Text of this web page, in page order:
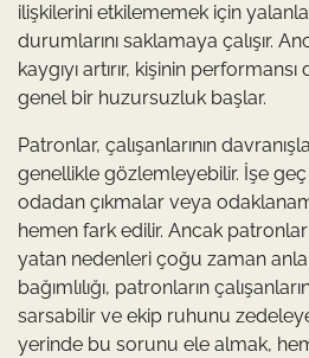
ilişkilerini etkilememek için
durumlarını saklamaya çalışır.
kaygıyı artırır, kişinin
genel bir huzursuzluk başlar.
Patronlar, çalışanlarının
genellikle gözlemleyebilir. İşe
odadan çıkmalar veya
hemen fark edilir. Ancak
yatan nedenleri çoğu zaman
bağımlılığı, patronların
sarsabilir ve ekip ruhunu
yerinde bu sorunu ele almak,